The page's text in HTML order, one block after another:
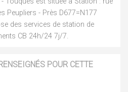
Peupliers - Près D677=N177
des services de station de
CB 24h/24 7j/7.
POUR CETTE